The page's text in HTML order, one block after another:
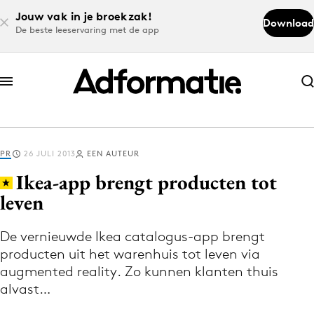
Jouw vak in je broekzak!
De beste leeservaring met de app
Download
Abonneer nu
Abonneer nu
Log in
Volg het laatste nieuws via de Adformatie
Nieuws app
PR 26 JULI 2013 EEN AUTEUR
Ikea-app brengt producten tot
leven
De vernieuwde Ikea catalogus-app brengt
producten uit het warenhuis tot leven via
augmented reality. Zo kunnen klanten thuis
alvast…